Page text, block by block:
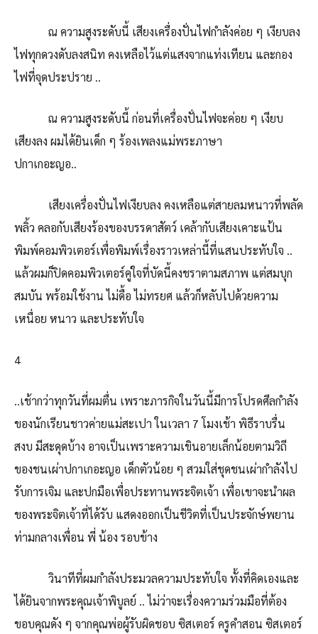
ณ ความสูงระดับนี้ เสียงเครื่องปั่นไฟกำลังค่อย ๆ เงียบลง
ไฟทุกดวงดับลงสนิท คงเหลือไว้แต่แสงจากแท่งเทียน และกอง
ไฟที่จุดประปราย ..
ณ ความสูงระดับนี้ ก่อนที่เครื่องปั่นไฟจะค่อย ๆ เงียบ
เสียงลง ผมได้ยินเด็ก ๆ ร้องเพลงแม่พระภาษา
ปกาเกอะญอ..
​ เสียงเครื่องปั่นไฟเงียบลง คงเหลือแต่สายลมหนาวที่พลัด
พลิ้ว คลอกับเสียงร้องของบรรดาสัตว์ เคล้ากับเสียงเคาะแป้น
พิมพ์คอมพิวเตอร์เพื่อพิมพ์เรื่องราวเหล่านี้ที่แสนประทับใจ ..
แล้วผมก็ปิดคอมพิวเตอร์คู่ใจที่บัดนี้คงชราตามสภาพ แต่สมบุก
สมบัน พร้อมใช้งาน ไม่ดื้อ ไม่ทรยศ แล้วก็หลับไปด้วยความ
เหนื่อย หนาว และประทับใจ
4
..เช้ากว่าทุกวันที่ผมตื่น เพราะภารกิจในวันนี้มีการโปรดศีลกำลัง
ของนักเรียนชาวค่ายแม่สะเปา ในเวลา 7 โมงเช้า พิธีราบรื่น
สงบ มีสะดุดบ้าง อาจเป็นเพราะความเขินอายเล็กน้อยตามวิถี
ของชนเผ่าปกาเกอะญอ เด็กตัวน้อย ๆ สวมใส่ชุดชนเผ่ากำลังไป
รับการเจิม และปกมือเพื่อประทานพระจิตเจ้า เพื่อเขาจะนำผล
ของพระจิตเจ้าที่ได้รับ แสดงออกเป็นชีวิตที่เป็นประจักษ์พยาน
ท่ามกลางเพื่อน พี่ น้อง รอบข้าง
วินาทีที่ผมกำลังประมวลความประทับใจ ทั้งที่คิดเองและ
ได้ยินจากพระคุณเจ้าพิบูลย์ .. ไม่ว่าจะเรื่องความร่วมมือที่ต้อง
ขอบคุณดัง ๆ จากคุณพ่อผู้รับผิดชอบ ซิสเตอร์ ครูคำสอน ซิสเตอร์